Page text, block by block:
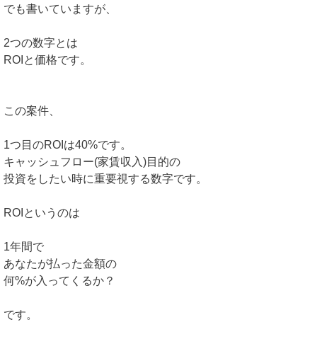
でも書いていますが、
2つの数字とは
ROIと価格です。
この案件、
1つ目のROIは40%です。
キャッシュフロー(家賃収入)目的の
投資をしたい時に重要視する数字です。
ROIというのは
1年間で
あなたが払った金額の
何%が入ってくるか？
です。